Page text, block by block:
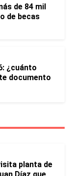
de 84 mil
de becas
¿cuánto
documento
planta de